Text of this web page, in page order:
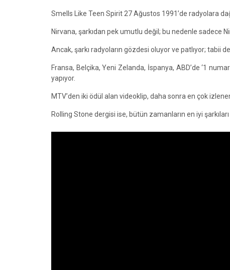
Smells Like Teen Spirit 27 Ağustos 1991’de radyolara
Nirvana, şarkıdan pek umutlu değil; bu nedenle sadece
Ancak, şarkı radyoların gözdesi oluyor ve patlıyor; tabii
Fransa, Belçika, Yeni Zelanda, İspanya, ABD’de ‘1
yapıyor.
MTV’den iki ödül alan videoklip, daha sonra en çok
Rolling Stone dergisi ise, bütün zamanların en iyi